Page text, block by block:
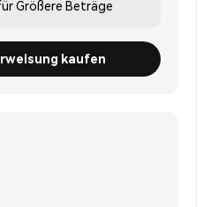
Größere Beträge
kaufen